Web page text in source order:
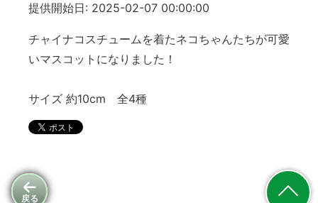
戻る
提供開始日: 2025-02-07 00:00:00
チャイナコスチュームを着たネコちゃんたちが可愛
いマスコットになりました！
サイズ 約10cm 全4種